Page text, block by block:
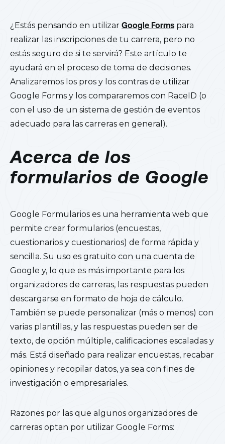
¿Estás pensando en utilizar Google Forms para
realizar las inscripciones de tu carrera, pero no
estás seguro de si te servirá? Este artículo te
ayudará en el proceso de toma de decisiones.
Analizaremos los pros y los contras de utilizar
Google Forms y los compararemos con RaceID (o
con el uso de un sistema de gestión de eventos
adecuado para las carreras en general).
Acerca de los
formularios de Google
Google Formularios es una herramienta web que
permite crear formularios (encuestas,
cuestionarios y cuestionarios) de forma rápida y
sencilla. Su uso es gratuito con una cuenta de
Google y, lo que es más importante para los
organizadores de carreras, las respuestas pueden
descargarse en formato de hoja de cálculo.
También se puede personalizar (más o menos) con
varias plantillas, y las respuestas pueden ser de
texto, de opción múltiple, calificaciones escaladas y
más. Está diseñado para realizar encuestas, recabar
opiniones y recopilar datos, ya sea con fines de
investigación o empresariales.
Razones por las que algunos organizadores de
carreras optan por utilizar Google Forms: